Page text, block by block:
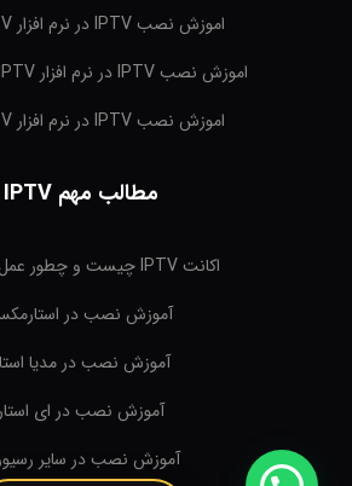
اموزش نصب IPTV در نرم افزار SET IPTV
اموزش نصب IPTV در نرم افزار SMARTER IPTV
اموزش نصب IPTV در نرم افزار NET IPTV
مطالب مهم IPTV
اکانت IPTV چیست و چطور عمل میکند ؟
آموزش نصب در
آموزش نصب در مدیا
آموزش نصب در ای استار
آموزش نصب در سایر